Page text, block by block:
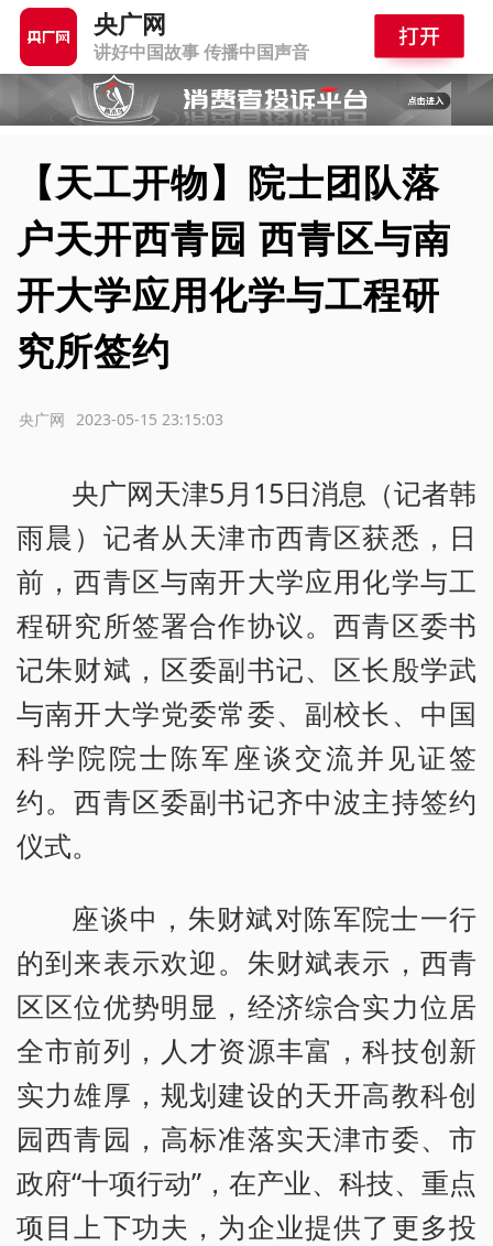
央广网
讲好中国故事 传播中国声音
【天工开物】院士团队落
户天开西青园 西青区与南
开大学应用化学与工程研
究所签约
2023-05-15 23:15:03
央广网
央广网天津5月15日消息（记者韩
雨晨）记者从天津市西青区获悉，日
前，西青区与南开大学应用化学与工
程研究所签署合作协议。西青区委书
记朱财斌，区委副书记、区长殷学武
与南开大学党委常委、副校长、中国
科学院院士陈军座谈交流并见证签
约。西青区委副书记齐中波主持签约
仪式。
座谈中，朱财斌对陈军院士一行
的到来表示欢迎。朱财斌表示，西青
区区位优势明显，经济综合实力位居
全市前列，人才资源丰富，科技创新
实力雄厚，规划建设的天开高教科创
园西青园，高标准落实天津市委、市
政府“十项行动”，在产业、科技、重点
项目上下功夫，为企业提供了更多投